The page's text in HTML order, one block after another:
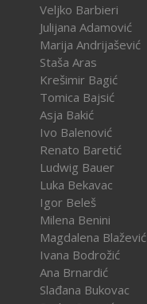
Veljko Barbieri
Julijana Adamović
Marija Andrijašević
Staša Aras
Krešimir Bagić
Tomica Bajsić
Asja Bakić
Ivo Balenović
Renato Baretić
Ludwig Bauer
Luka Bekavac
Igor Beleš
Milena Benini
Magdalena Blažević
Ivana Bodrožić
Ana Brnardić
Slađana Bukovac